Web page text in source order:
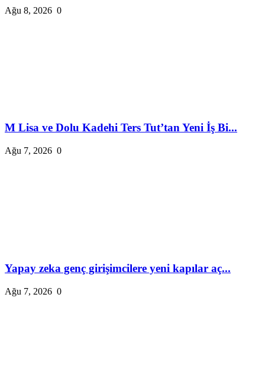
Ağu 8, 2026 0
M Lisa ve Dolu Kadehi Ters Tut’tan Yeni İş Bi...
Ağu 7, 2026 0
Yapay zeka genç girişimcilere yeni kapılar aç...
Ağu 7, 2026 0